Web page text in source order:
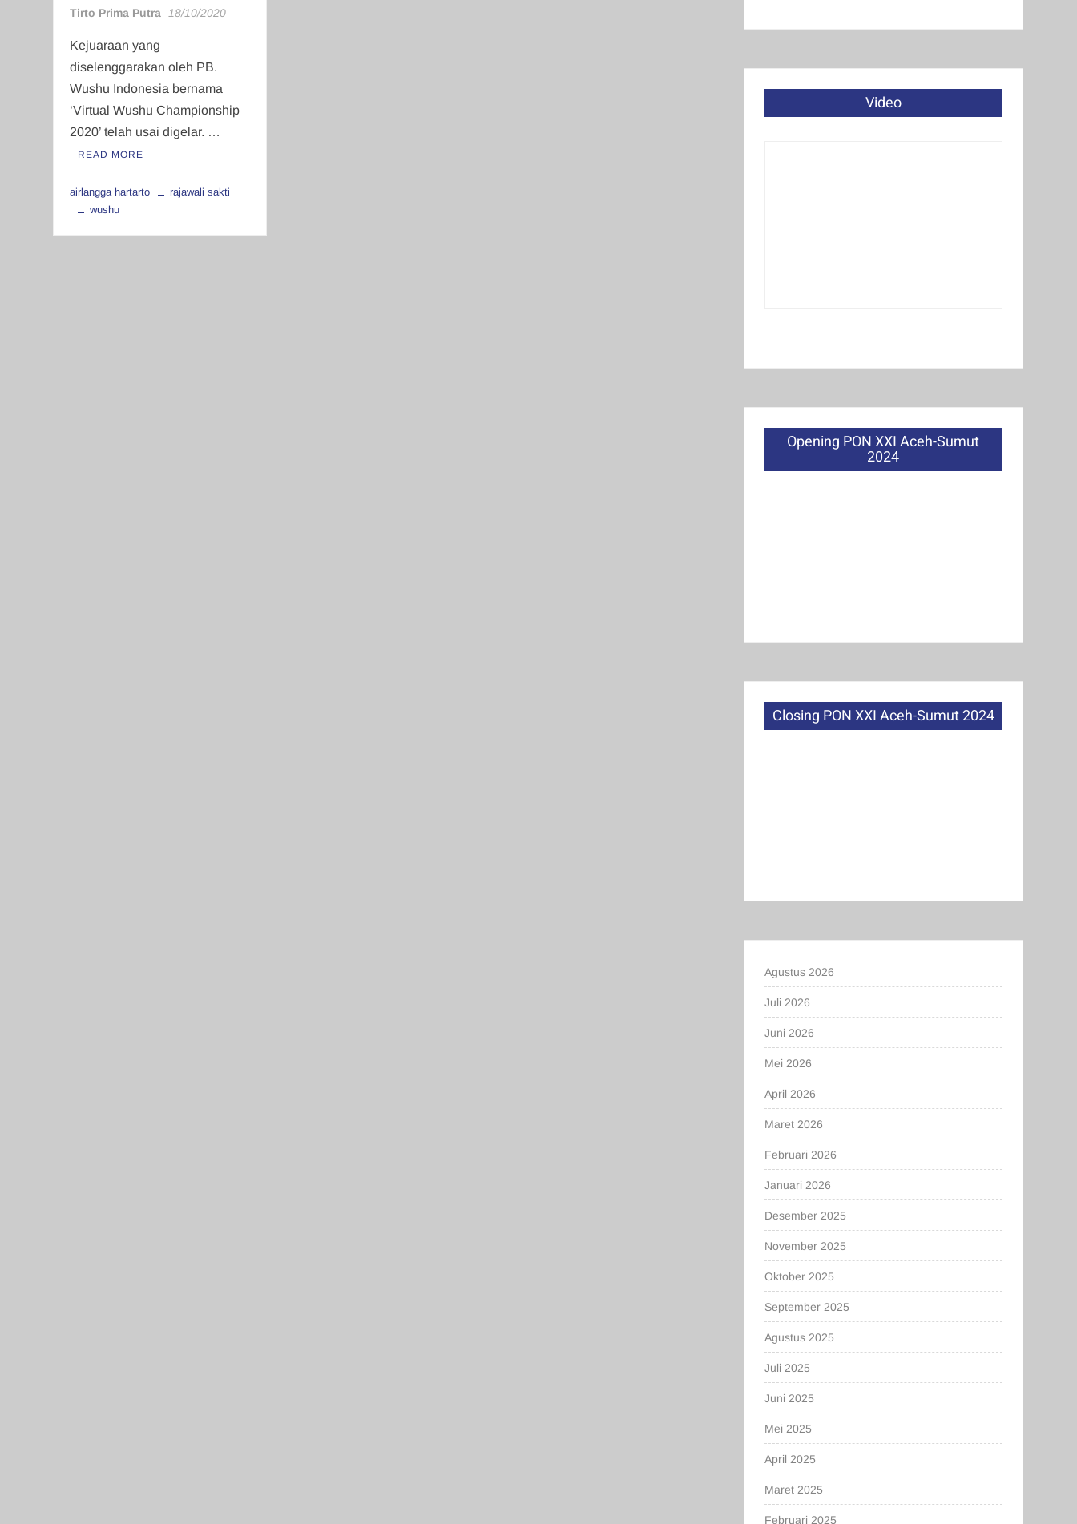
Tirto Prima Putra 18/10/2020
Kejuaraan yang
diselenggarakan oleh PB.
Wushu Indonesia bernama
‘Virtual Wushu Championship
2020’ telah usai digelar. …
READ MORE
airlangga hartarto
rajawali sakti
wushu
Video
Opening PON XXI Aceh-Sumut
2024
Closing PON XXI Aceh-Sumut 2024
Agustus 2026
Juli 2026
Juni 2026
Mei 2026
April 2026
Maret 2026
Februari 2026
Januari 2026
Desember 2025
November 2025
Oktober 2025
September 2025
Agustus 2025
Juli 2025
Juni 2025
Mei 2025
April 2025
Maret 2025
Februari 2025